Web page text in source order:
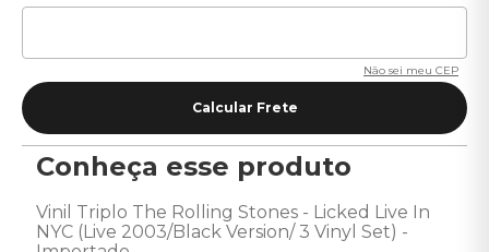
Não sei meu CEP
Conheça esse produto
Vinil Triplo The Rolling Stones - Licked Live In
NYC (Live 2003/Black Version/ 3 Vinyl Set) -